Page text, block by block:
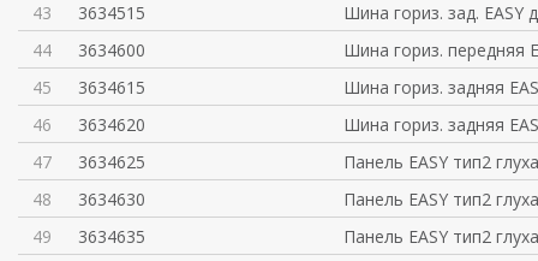
43
3634515
Шина гориз. зад. EASY
44
3634600
Шина гориз. передняя
45
3634615
Шина гориз. задняя
46
3634620
Шина гориз. задняя
47
3634625
Панель EASY тип2
48
3634630
Панель EASY тип2
49
3634635
Панель EASY тип2